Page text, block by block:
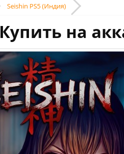
Seishin PS5 (Индия)
Купить на